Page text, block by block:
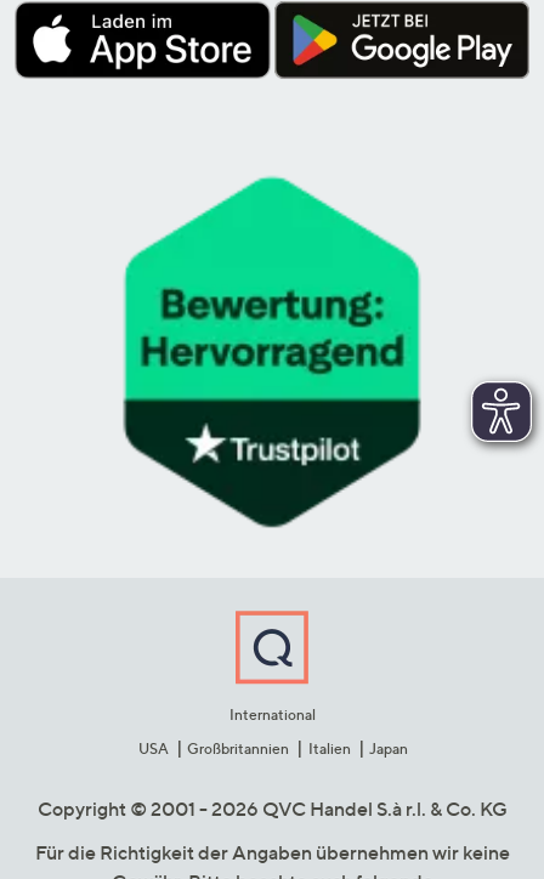
International
USA
Großbritannien Italien Japan
Copyright © 2001 - 2026 QVC Handel S.à r.l. & Co. KG
Für die Richtigkeit der Angaben übernehmen wir keine